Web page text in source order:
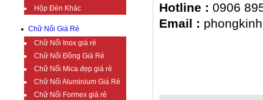
Hộp Đèn Khác
Chữ Nổi Giá Rẻ
Chữ Nổi Inox giá rẻ
Chữ Nổi Đồng Giá Rẻ
Chữ Nổi Mica đẹp giá rẻ
Chữ Nổi Aluminium Giá Rẻ
Chữ Nổi Formex giá rẻ
Hotline : 0906
Email :